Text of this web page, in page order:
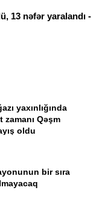
13 nəfər yaralandı -
yaxınlığında
Qəşm
oldu
bir sıra